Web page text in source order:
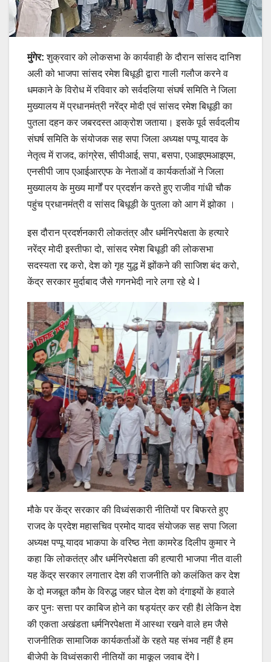
मुंगेर:शुक्रवार को लोकसभा के कार्यवाही के दौरान सांसद दानिश
अली को भाजपा सांसद रमेश बिधूड़ी द्वारा गाली गलौज करने व
धमकाने के विरोध में रविवार को सर्वदलिया संघर्ष समिति ने जिला
मुख्यालय में प्रधानमंत्री नरेंद्र मोदी एवं सांसद रमेश बिधूड़ी का
पुतला दहन कर जबरदस्त आक्रोश जताया। इसके पूर्व सर्वदलीय
संघर्ष समिति के संयोजक सह सपा जिला अध्यक्ष पप्पू यादव के
नेतृत्व में राजद, कांग्रेस, सीपीआई, सपा, बसपा, एआइएमआइएम,
एनसीपी जाप एआईआरएफ के नेताओं व कार्यकर्ताओं ने जिला
मुख्यालय के मुख्य मार्गों पर प्रदर्शन करते हुए राजीव गांधी चौक
पहुंच प्रधानमंत्री व सांसद बिधूड़ी के पुतला को आग में झोका ।
इस दौरान प्रदर्शनकारी लोकतंत्र और धर्मनिरपेक्षता के हत्यारे
नरेंद्र मोदी इस्तीफा दो, सांसद रमेश बिधूड़ी की लोकसभा
सदस्यता रद्द करो, देश को गृह युद्ध में झोंकने की साजिश बंद करो,
केंद्र सरकार मुर्दाबाद जैसे गगनभेदी नारे लगा रहे थे I
मौके पर केंद्र सरकार की विध्वंसकारी नीतियों पर बिफरते हुए
राजद के प्रदेश महासचिव प्रमोद यादव संयोजक सह सपा जिला
अध्यक्ष पप्पू यादव भाकपा के वरिष्ठ नेता कामरेड दिलीप कुमार ने
कहा कि लोकतंत्र और धर्मनिरपेक्षता की हत्यारी भाजपा नीत वाली
यह केंद्र सरकार लगातार देश की राजनीति को कलंकित कर देश
के दो मजबूत कौम के विरुद्ध जहर घोल देश को दंगाइयों के हवाले
कर पुनः सत्ता पर काबिज होने का षड्यंत्र कर रही हैI लेकिन देश
की एकता अखंडता धर्मनिरपेक्षता में आस्था रखने वाले हम जैसे
राजनीतिक सामाजिक कार्यकर्ताओं के रहते यह संभव नहीं है हम
बीजेपी के विध्वंसकारी नीतियों का माकूल जवाब देंगे I